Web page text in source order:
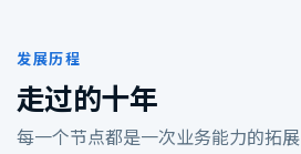
发展历程
走过的十年
每一个节点都是一次业务能力的拓展